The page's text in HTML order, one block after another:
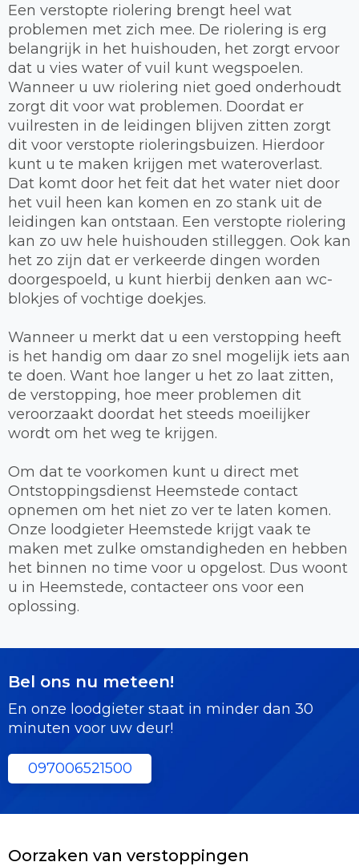
Een verstopte riolering brengt heel wat
problemen met zich mee. De riolering is erg
belangrijk in het huishouden, het zorgt ervoor
dat u vies water of vuil kunt wegspoelen.
Wanneer u uw riolering niet goed onderhoudt
zorgt dit voor wat problemen. Doordat er
vuilresten in de leidingen blijven zitten zorgt
dit voor verstopte rioleringsbuizen. Hierdoor
kunt u te maken krijgen met wateroverlast.
Dat komt door het feit dat het water niet door
het vuil heen kan komen en zo stank uit de
leidingen kan ontstaan. Een verstopte riolering
kan zo uw hele huishouden stilleggen. Ook kan
het zo zijn dat er verkeerde dingen worden
doorgespoeld, u kunt hierbij denken aan wc-
blokjes of vochtige doekjes.
Wanneer u merkt dat u een verstopping heeft
is het handig om daar zo snel mogelijk iets aan
te doen. Want hoe langer u het zo laat zitten,
de verstopping, hoe meer problemen dit
veroorzaakt doordat het steeds moeilijker
wordt om het weg te krijgen.
Om dat te voorkomen kunt u direct met
Ontstoppingsdienst Heemstede contact
opnemen om het niet zo ver te laten komen.
Onze loodgieter Heemstede krijgt vaak te
maken met zulke omstandigheden en hebben
het binnen no time voor u opgelost. Dus woont
u in Heemstede, contacteer ons voor een
oplossing.
Bel ons nu meteen!
En onze loodgieter staat in minder dan 30
minuten voor uw deur!
097006521500
Oorzaken van verstoppingen